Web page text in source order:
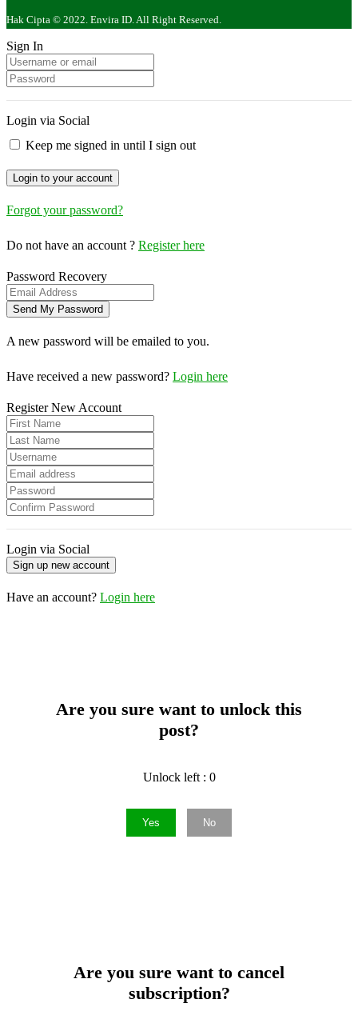
Hak Cipta © 2022. Envira ID. All Right Reserved.
Sign In
Login via Social
Keep me signed in until I sign out
Forgot your password?
Do not have an account ? Register here
Password Recovery
A new password will be emailed to you.
Have received a new password? Login here
Register New Account
Login via Social
Have an account? Login here
Are you sure want to unlock this
post?
Unlock left : 0
Yes No
Are you sure want to cancel
subscription?